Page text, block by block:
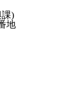
)
地